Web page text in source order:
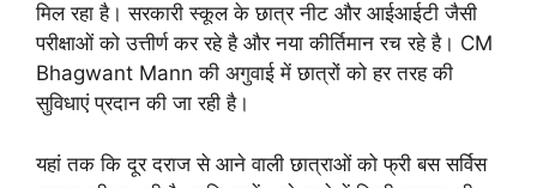
मिल रहा है। सरकारी स्कूल के छात्र नीट और आईआईटी जैसी
परीक्षाओं को उत्तीर्ण कर रहे है और नया कीर्तिमान रच रहे है। CM
Bhagwant Mann की अगुवाई में छात्रों को हर तरह की
सुविधाएं प्रदान की जा रही है।
यहां तक कि दूर दराज से आने वाली छात्राओं को फ्री बस सर्विस